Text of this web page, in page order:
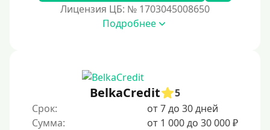
За 15 минут
Лицензия ЦБ: № 1703045008650
Подробнее
BelkaCredit
5
Срок:
от 7 до 30 дней
Сумма:
от 1 000 до 30 000 ₽